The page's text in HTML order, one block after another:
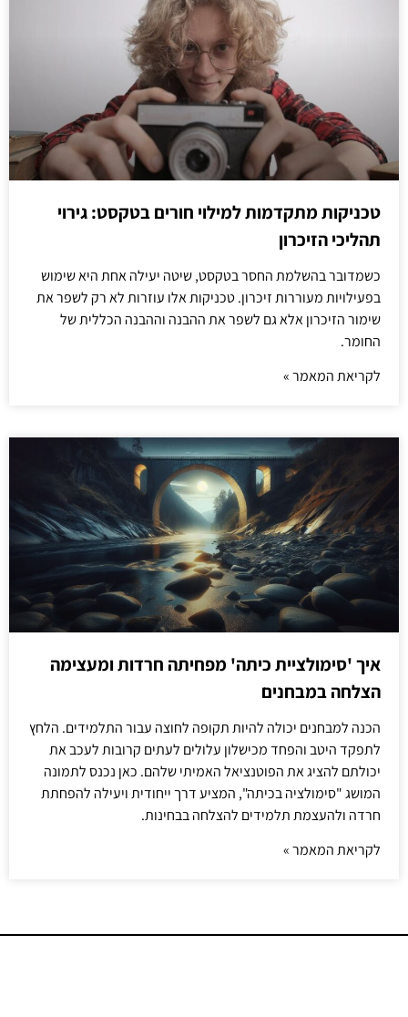
טכניקות מתקדמות למילוי חורים בטקסט: גירוי
תהליכי הזיכרון
כשמדובר בהשלמת החסר בטקסט, שיטה יעילה אחת היא שימוש
בפעילויות מעוררות זיכרון. טכניקות אלו עוזרות לא רק לשפר את
שימור הזיכרון אלא גם לשפר את ההבנה וההבנה הכללית של
החומר.
לקריאת המאמר »
איך 'סימולציית כיתה' מפחיתה חרדות ומעצימה
הצלחה במבחנים
הכנה למבחנים יכולה להיות תקופה לחוצה עבור התלמידים. הלחץ
לתפקד היטב והפחד מכישלון עלולים לעתים קרובות לעכב את
יכולתם להציג את הפוטנציאל האמיתי שלהם. כאן נכנס לתמונה
המושג "סימולציה בכיתה", המציע דרך ייחודית ויעילה להפחתת
חרדה ולהעצמת תלמידים להצלחה בבחינות.
לקריאת המאמר »